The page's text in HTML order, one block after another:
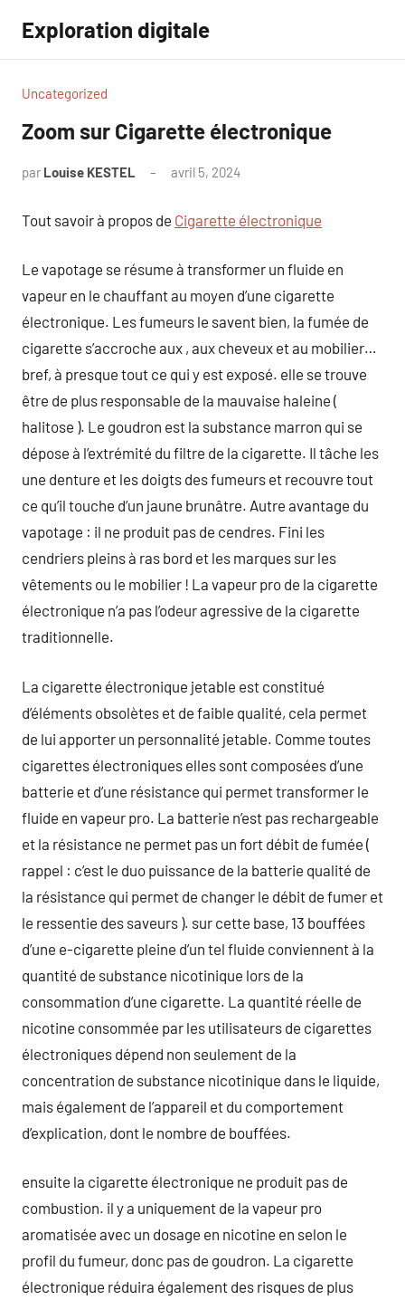
contenu
Exploration digitale
Uncategorized
Zoom sur Cigarette électronique
par Louise KESTEL avril 5, 2024
Tout savoir à propos de Cigarette électronique
Le vapotage se résume à transformer un fluide en
vapeur en le chauffant au moyen d’une cigarette
électronique. Les fumeurs le savent bien, la fumée de
cigarette s’accroche aux , aux cheveux et au mobilier…
bref, à presque tout ce qui y est exposé. elle se trouve
être de plus responsable de la mauvaise haleine (
halitose ). Le goudron est la substance marron qui se
dépose à l’extrémité du filtre de la cigarette. Il tâche les
une denture et les doigts des fumeurs et recouvre tout
ce qu’il touche d’un jaune brunâtre. Autre avantage du
vapotage : il ne produit pas de cendres. Fini les
cendriers pleins à ras bord et les marques sur les
vêtements ou le mobilier ! La vapeur pro de la cigarette
électronique n’a pas l’odeur agressive de la cigarette
traditionnelle.
La cigarette électronique jetable est constitué
d’éléments obsolètes et de faible qualité, cela permet
de lui apporter un personnalité jetable. Comme toutes
cigarettes électroniques elles sont composées d’une
batterie et d’une résistance qui permet transformer le
fluide en vapeur pro. La batterie n’est pas rechargeable
et la résistance ne permet pas un fort débit de fumée (
rappel : c’est le duo puissance de la batterie qualité de
la résistance qui permet de changer le débit de fumer et
le ressentie des saveurs ). sur cette base, 13 bouffées
d’une e-cigarette pleine d’un tel fluide conviennent à la
quantité de substance nicotinique lors de la
consommation d’une cigarette. La quantité réelle de
nicotine consommée par les utilisateurs de cigarettes
électroniques dépend non seulement de la
concentration de substance nicotinique dans le liquide,
mais également de l’appareil et du comportement
d’explication, dont le nombre de bouffées.
ensuite la cigarette électronique ne produit pas de
combustion. il y a uniquement de la vapeur pro
aromatisée avec un dosage en nicotine en selon le
profil du fumeur, donc pas de goudron. La cigarette
électronique réduira également des risques de plus